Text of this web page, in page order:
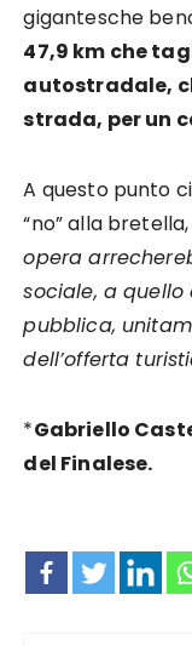
gigantesche
47,9 km che
autostradale,
strada, per un
A questo punto
“no” alla bretella,
opera
sociale, a
pubblica,
dell’offerta
*Gabriello
del Finalese.